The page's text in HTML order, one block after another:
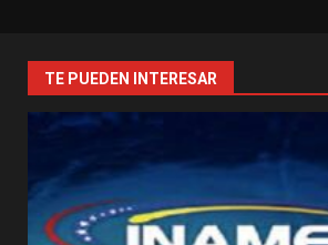
TE PUEDEN INTERESAR